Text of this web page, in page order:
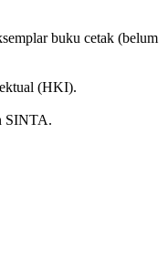
buku cetak (belum
(HKI).
SINTA.